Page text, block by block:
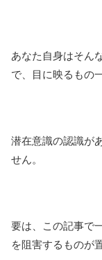
あなた自身はそん
で、目に映るもの
潜在意識の認識が
せん。
要は、この記事で
を阻害するものが